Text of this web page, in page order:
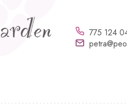
775 124